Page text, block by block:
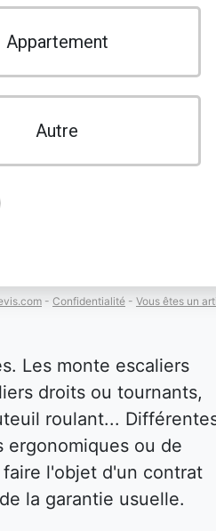
Appartement
Autre
- Confidentialité - Vous êtes un
Les monte escaliers
droits ou tournants,
roulant...
ergonomiques ou de
l'objet d'un contrat
la garantie usuelle.